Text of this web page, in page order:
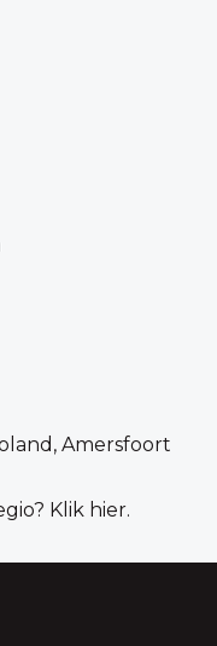
Amersfoort
Klik hier.